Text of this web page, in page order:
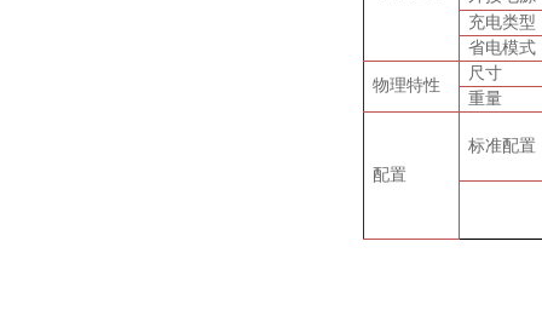
充电类型
省电模式
物理特性
尺寸
重量
配置
标准配置